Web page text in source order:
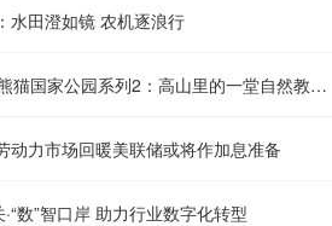
水田澄如镜 农机逐浪行
21现场｜探秘大熊猫国家公园系列2：高山里的一堂自然教育课
动力市场回暖美联储或将作加息准备
数”智口岸 助力行业数字化转型